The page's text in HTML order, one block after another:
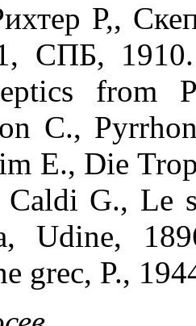
Р,,
СПБ,
from
C.,
E., Die
G., Le
Udine,
grec, P.,